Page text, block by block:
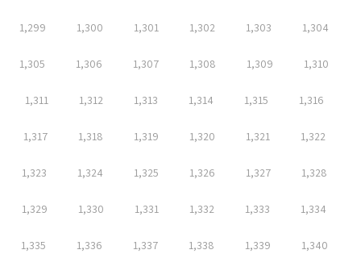
1,299 1,300 1,301 1,302 1,303 1,304
1,305 1,306 1,307 1,308 1,309 1,310
1,311 1,312 1,313 1,314 1,315 1,316
1,317 1,318 1,319 1,320 1,321 1,322
1,323 1,324 1,325 1,326 1,327 1,328
1,329 1,330 1,331 1,332 1,333 1,334
1,335 1,336 1,337 1,338 1,339 1,340